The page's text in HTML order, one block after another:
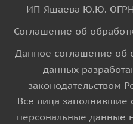
ИП Яшаева Ю.Ю.
Соглашение об
Данное соглашение об
данных
законодательством
Все лица заполнившие
персональные данные